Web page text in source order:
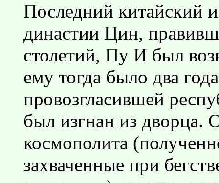
Последний китайский
династии Цин,
столетий, Пу И был
ему тогда было два
провозгласившей
был изгнан из дворца.
космополита
захваченные при